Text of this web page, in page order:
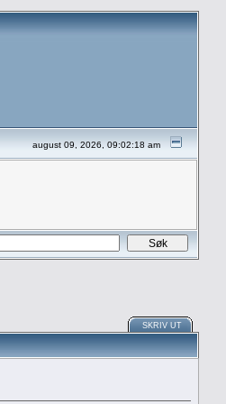
august 09, 2026, 09:02:18 am
SKRIV UT